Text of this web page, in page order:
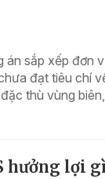
án sắp xếp đơn
đạt tiêu chí
thù vùng
hưởng lợi